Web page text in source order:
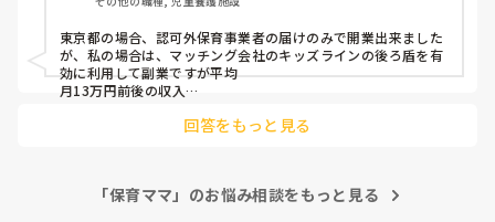
※ご夫婦でやっている方がいたら、世帯収入や働き方、そこ
についてのメリットデメリット等教えていただきたいです
※国の制度ではない形(個人事業やNPO等)で行っている方も
いれば、資金面をどう補っているか等お聞きしたいです。
幅広い質問になってしまい申し訳ありませんが、よろしくお
東京都の場合、認可外保育事業者の届けのみで開業出来ました
が、私の場合は、マッチング会社のキッズラインの後ろ盾を有
効に利用して副業ですが平均
月13万円前後の収入
とユーザー様は無料でサービスを利用できるメリットから指名
回答をもっと見る
「保育ママ」のお悩み相談をもっと見る